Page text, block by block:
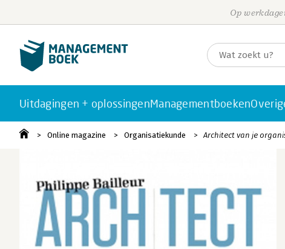
Op
Uitdagingen + oplossingenManagementboeken
Online magazine Organisatiekunde Architect van je